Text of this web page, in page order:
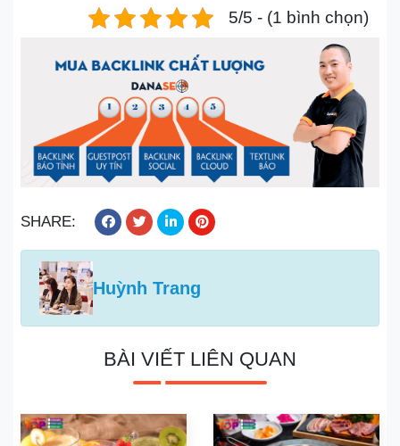
5/5 - (1 bình chọn)
SHARE:
Huỳnh Trang
BÀI VIẾT LIÊN QUAN